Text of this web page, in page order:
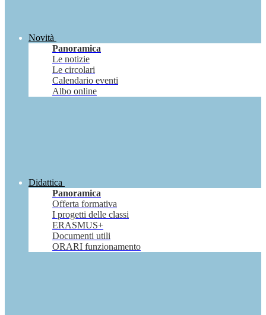
Novità
Panoramica
Le notizie
Le circolari
Calendario eventi
Albo online
Didattica
Panoramica
Offerta formativa
I progetti delle classi
ERASMUS+
Documenti utili
ORARI funzionamento